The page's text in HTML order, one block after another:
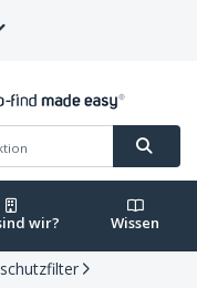
wir? Wissen